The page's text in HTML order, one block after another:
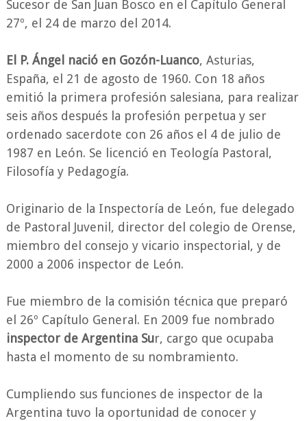
Sucesor de San Juan Bosco en el Capítulo General
27º, el 24 de marzo del 2014.
El P. Ángel nació en Gozón-Luanco, Asturias,
España, el 21 de agosto de 1960. Con 18 años
emitió la primera profesión salesiana, para realizar
seis años después la profesión perpetua y ser
ordenado sacerdote con 26 años el 4 de julio de
1987 en León. Se licenció en Teología Pastoral,
Filosofía y Pedagogía.
Originario de la Inspectoría de León, fue delegado
de Pastoral Juvenil, director del colegio de Orense,
miembro del consejo y vicario inspectorial, y de
2000 a 2006 inspector de León.
Fue miembro de la comisión técnica que preparó
el 26º Capítulo General. En 2009 fue nombrado
inspector de Argentina Sur, cargo que ocupaba
hasta el momento de su nombramiento.
Cumpliendo sus funciones de inspector de la
Argentina tuvo la oportunidad de conocer y